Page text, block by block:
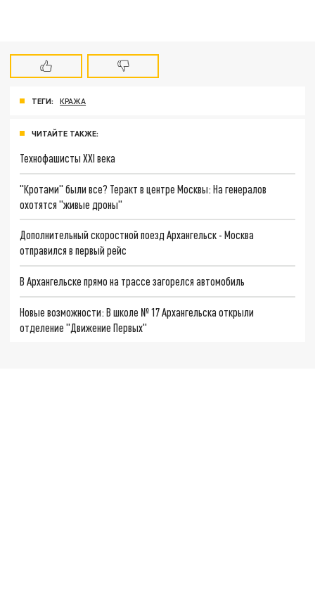
ТЕГИ: КРАЖА
ЧИТАЙТЕ ТАКЖЕ:
Технофашисты XXI века
"Кротами" были все? Теракт в центре Москвы: На генералов
охотятся "живые дроны"
Дополнительный скоростной поезд Архангельск - Москва
отправился в первый рейс
В Архангельске прямо на трассе загорелся автомобиль
Новые возможности: В школе № 17 Архангельска открыли
отделение "Движение Первых"